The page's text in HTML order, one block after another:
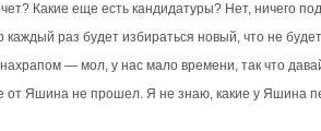
Какие еще есть кандидатуры? Нет, ничего
раз будет избираться новый, что не
— мол, у нас мало времени, так что
Яшина не прошел. Я не знаю, какие у Яшина